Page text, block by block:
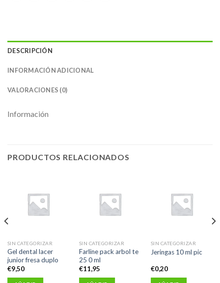
DESCRIPCIÓN
INFORMACIÓN ADICIONAL
VALORACIONES (0)
Información
PRODUCTOS RELACIONADOS
SIN CATEGORIZAR
Gel dental lacer
junior fresa duplo
€9,50
SIN CATEGORIZAR
Farline pack arbol te
25 0 ml
€11,95
SIN CATEGORIZAR
Jeringas 10 ml pic
€0,20